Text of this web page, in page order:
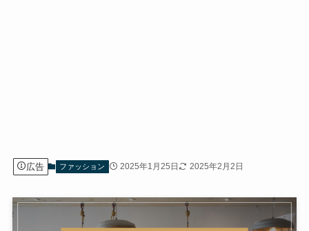
広告 ファッション 2025年1月25日 2025年2月2日